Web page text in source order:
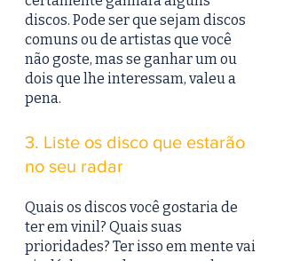
discos. Pode ser que sejam discos
comuns ou de artistas que você
não goste, mas se ganhar um ou
dois que lhe interessam, valeu a
pena.
3. Liste os disco que estarão
no seu radar
Quais os discos você gostaria de
ter em vinil? Quais suas
prioridades? Ter isso em mente vai